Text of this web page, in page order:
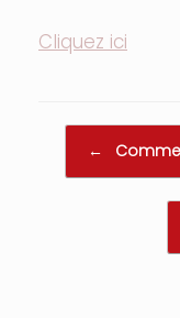
Cliquez ici
←